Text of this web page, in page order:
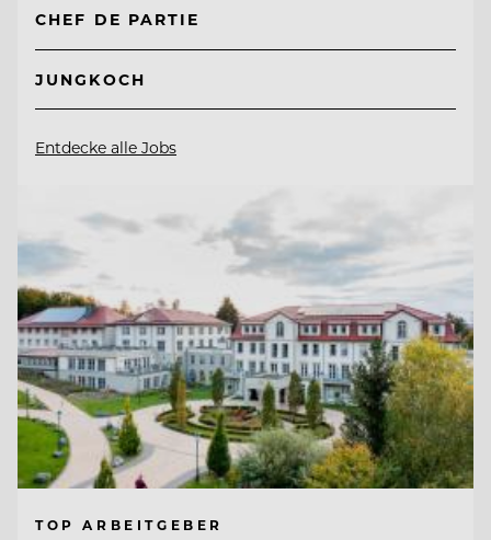
CHEF DE PARTIE
JUNGKOCH
Entdecke alle Jobs
TOP ARBEITGEBER